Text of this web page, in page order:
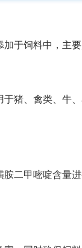
于饲料中，主
猪、禽类、牛
二甲嘧啶含量